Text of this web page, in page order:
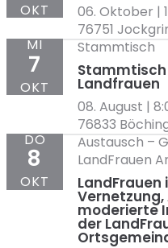
06. Oktober |
76751
OKT
Landfrauen
Stammtisch
08. August |
76833
MI
7
OKT
LandFrauen
moderierte
der
Austausch –
LandFrauen
DO
8
OKT